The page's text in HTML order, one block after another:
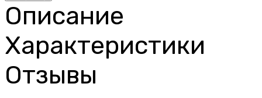
Описание
Характеристики
Отзывы